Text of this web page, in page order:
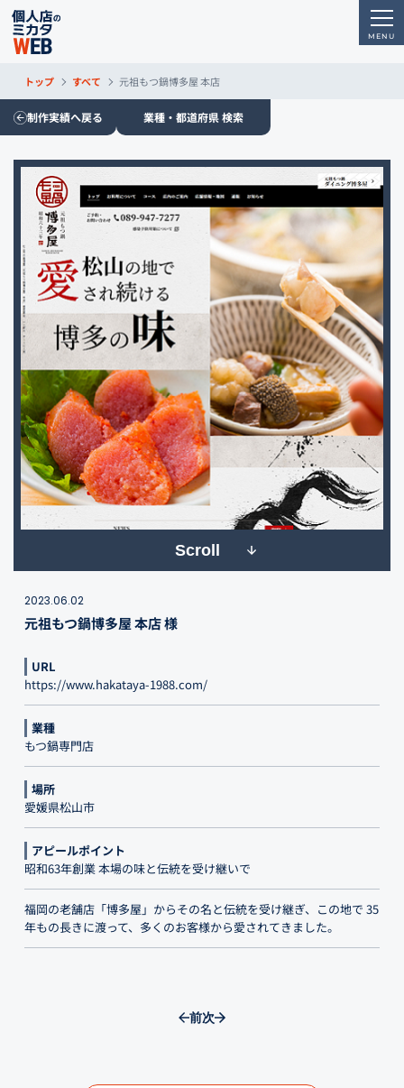
トップ すべて 元祖もつ鍋博多屋 本店
制作実績へ戻る 業種・都道府県 検索
Scroll
2023.06.02
元祖もつ鍋博多屋 本店 様
URL
https://www.hakataya-1988.com/
業種
もつ鍋専門店
場所
愛媛県松山市
アピールポイント
昭和63年創業 本場の味と伝統を受け継いで
福岡の老舗店「博多屋」からその名と伝統を受け継ぎ、この地で 35
年もの長きに渡って、多くのお客様から愛されてきました。
前次